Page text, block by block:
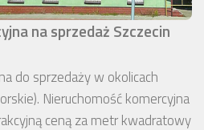
na sprzedaż Szczecin
do sprzedaży w okolicach
Nieruchomość komercyjna
ceną za metr kwadratowy